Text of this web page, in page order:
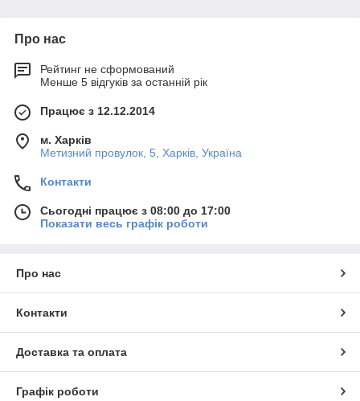
Про нас
Рейтинг не сформований
Менше 5 відгуків за останній рік
Працює з 12.12.2014
м. Харків
Метизний провулок, 5, Харків, Україна
Контакти
Сьогодні працює з 08:00 до 17:00
Показати весь графік роботи
Про нас
Контакти
Доставка та оплата
Графік роботи